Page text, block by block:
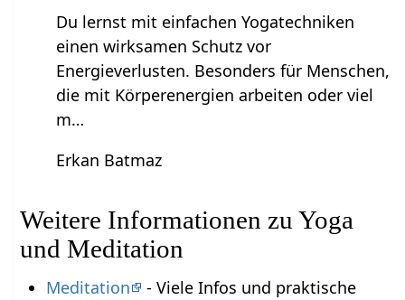
Du lernst mit einfachen Yogatechniken
einen wirksamen Schutz vor
Energieverlusten. Besonders für Menschen,
die mit Körperenergien arbeiten oder viel
m…
Erkan Batmaz
Weitere Informationen zu Yoga
und Meditation
Meditation
- Viele Infos und praktische